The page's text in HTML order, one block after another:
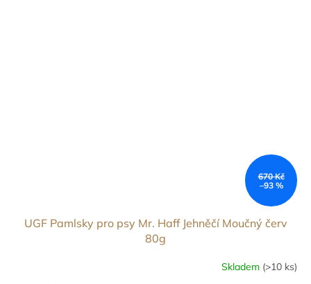
670 Kč
–93 %
UGF Pamlsky pro psy Mr. Haff Jehněčí Moučný červ
80g
Skladem (>10 ks)